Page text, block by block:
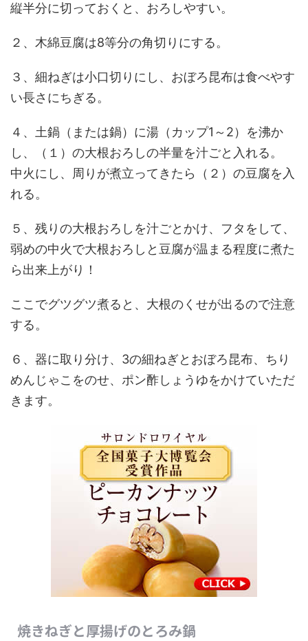
縦半分に切っておくと、おろしやすい。
２、木綿豆腐は8等分の角切りにする。
３、細ねぎは小口切りにし、おぼろ昆布は食べやす
い長さにちぎる。
４、土鍋（または鍋）に湯（カップ1～2）を沸か
し、（１）の大根おろしの半量を汁ごと入れる。
中火にし、周りが煮立ってきたら（２）の豆腐を入
れる。
５、残りの大根おろしを汁ごとかけ、フタをして、
弱めの中火で大根おろしと豆腐が温まる程度に煮た
ら出来上がり！
ここでグツグツ煮ると、大根のくせが出るので注意
する。
６、器に取り分け、3の細ねぎとおぼろ昆布、ちり
めんじゃこをのせ、ポン酢しょうゆをかけていただ
きます。
焼きねぎと厚揚げのとろみ鍋